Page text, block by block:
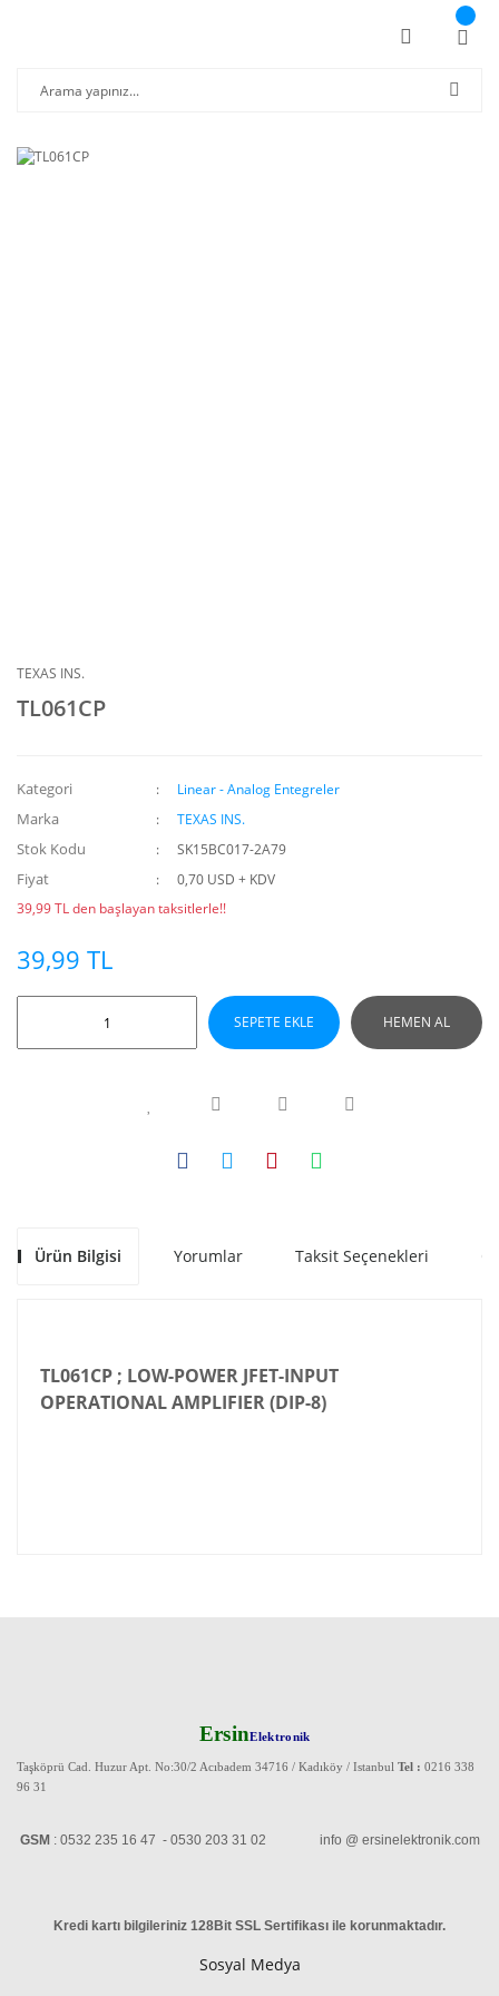
TEXAS INS.
TL061CP
Kategori Linear - Analog Entegreler
Marka TEXAS INS.
Stok Kodu SK15BC017-2A79
Fiyat
0,70 USD + KDV
39,99 TL den başlayan taksitlerle!!
39,99 TL
SEPETE EKLE HEMEN AL
Ürün Bilgisi Yorumlar Taksit Seçenekleri
TL061CP ; LOW-POWER JFET-INPUT
OPERATIONAL AMPLIFIER (DIP-8)
ErsinElektronik
Taşköprü Cad. Huzur Apt. No:30/2 Acıbadem 34716 / Kadıköy / Istanbul Tel : 0216 338
96 31
GSM : 0532 235 16 47 - 0530 203 31 02 info @ ersinelektronik.com
Kredi kartı bilgileriniz 128Bit SSL Sertifikası ile korunmaktadır.
Sosyal Medya